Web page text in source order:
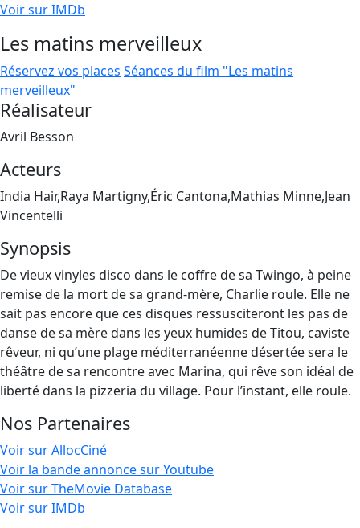
Voir sur IMDb
Les matins merveilleux
Réservez vos places Séances du film "Les matins
merveilleux"
Réalisateur
Avril Besson
Acteurs
India Hair,Raya Martigny,Éric Cantona,Mathias Minne,Jean
Vincentelli
Synopsis
De vieux vinyles disco dans le coffre de sa Twingo, à peine
remise de la mort de sa grand-mère, Charlie roule. Elle ne
sait pas encore que ces disques ressusciteront les pas de
danse de sa mère dans les yeux humides de Titou, caviste
rêveur, ni qu’une plage méditerranéenne désertée sera le
théâtre de sa rencontre avec Marina, qui rêve son idéal de
liberté dans la pizzeria du village. Pour l’instant, elle roule.
Nos Partenaires
Voir sur AllocCiné
Voir la bande annonce sur Youtube
Voir sur TheMovie Database
Voir sur IMDb